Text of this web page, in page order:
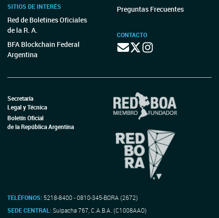
SITIOS DE INTERÉS
Red de Boletines Oficiales
de la R. A.
BFA Blockchain Federal
Argentina
Preguntas Frecuentes
CONTACTO
Secretaría
Legal y Técnica
Boletín Oficial
de la República Argentina
TELÉFONOS: 5218-8400 - 0810-345-BORA (2672)
SEDE CENTRAL:Suipacha 767, C.A.B.A. (C1008AAO)